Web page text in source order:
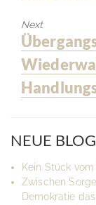
Next
Next
post:
NEUE
Kein Stück
Zwischen
Demokratie